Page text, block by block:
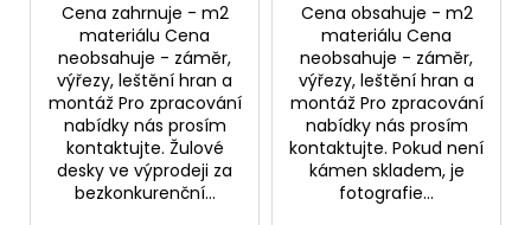
Cena zahrnuje - m2
materiálu Cena
neobsahuje - záměr,
výřezy, leštění hran a
montáž Pro zpracování
nabídky nás prosím
kontaktujte. Žulové
desky ve výprodeji za
bezkonkurenční...
Cena obsahuje - m2
materiálu Cena
neobsahuje - záměr,
výřezy, leštění hran a
montáž Pro zpracování
nabídky nás prosím
kontaktujte. Pokud není
kámen skladem, je
fotografie...